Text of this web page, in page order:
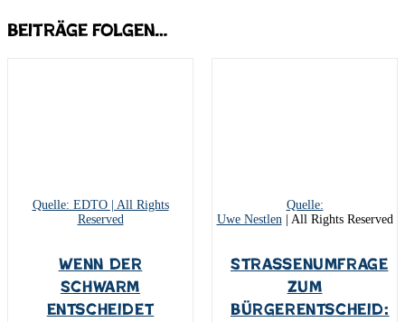
Beiträge folgen…
Quelle: EDTO | All Rights
Reserved
Wenn der
Schwarm
entscheidet
Quelle:
Uwe Nestlen| All Rights Reserved
Straßenumfrage
zum
Bürgerentscheid: